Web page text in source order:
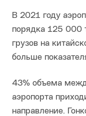
В 2021 году
порядка 125 000
грузов на
больше
43% объема
аэропорта
направление.